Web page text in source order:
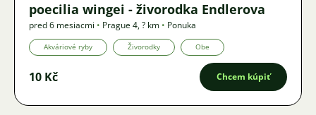
poecilia wingei - živorodka Endlerova
pred 6 mesiacmi • Prague 4,? km • Ponuka
Akváriové ryby Živorodky Obe
10 Kč Chcem kúpiť